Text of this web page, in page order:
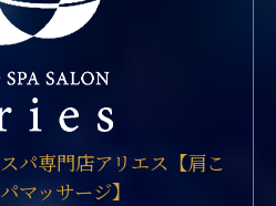
パ専門店アリエス【肩こ
マッサージ】